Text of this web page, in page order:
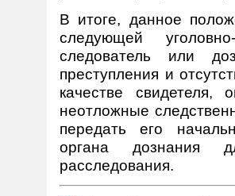
В итоге, данное
следующей
следователь или
преступления и
качестве свидетеля,
неотложные
передать его
органа дознания
расследования.